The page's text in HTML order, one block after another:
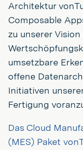
Architektur
Composable
zu unserer
umsetzbare
offene
Initiativen
Fertigung
Das Cloud
(MES) Paket